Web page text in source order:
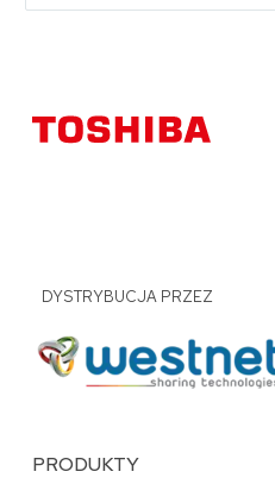
DYSTRYBUCJA PRZEZ
PRODUKTY